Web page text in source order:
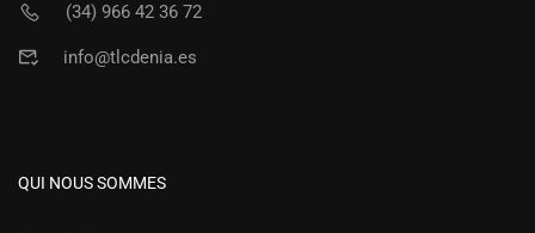
(34) 966 42 36 72
info@tlcdenia.es
QUI NOUS SOMMES